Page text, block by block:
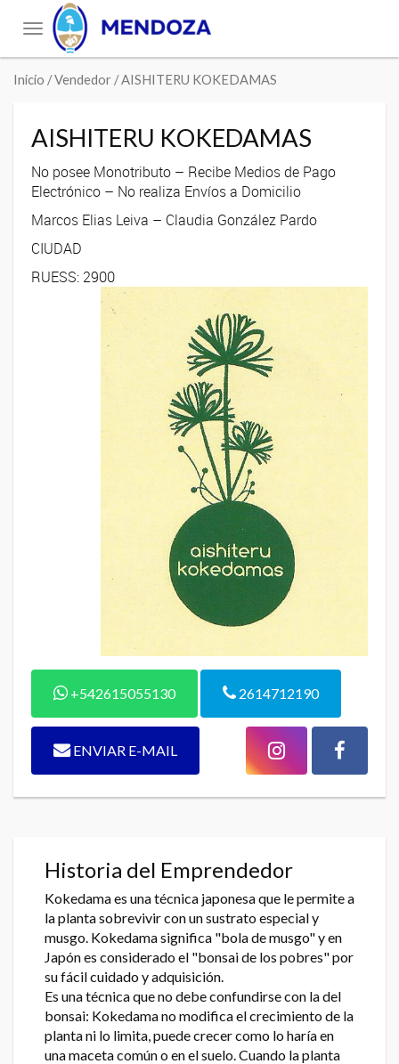
Toggle
navigation
Inicio / Vendedor / AISHITERU KOKEDAMAS
AISHITERU KOKEDAMAS
No posee Monotributo – Recibe Medios de Pago
Electrónico – No realiza Envíos a Domicilio
Marcos Elias Leiva – Claudia González Pardo
CIUDAD
RUESS: 2900
+542615055130 2614712190
ENVIAR E-MAIL
Historia del Emprendedor
Kokedama es una técnica japonesa que le permite a
la planta sobrevivir con un sustrato especial y
musgo. Kokedama significa "bola de musgo" y en
Japón es considerado el "bonsai de los pobres" por
su fácil cuidado y adquisición.
Es una técnica que no debe confundirse con la del
bonsai: Kokedama no modifica el crecimiento de la
planta ni lo limita, puede crecer como lo haría en
una maceta común o en el suelo. Cuando la planta